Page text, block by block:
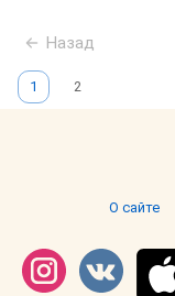
Назад
1 2
О сайте